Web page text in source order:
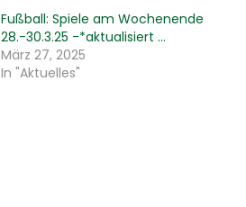
Fußball: Spiele am Wochenende
28.-30.3.25 -*aktualisiert …
März 27, 2025
In "Aktuelles"